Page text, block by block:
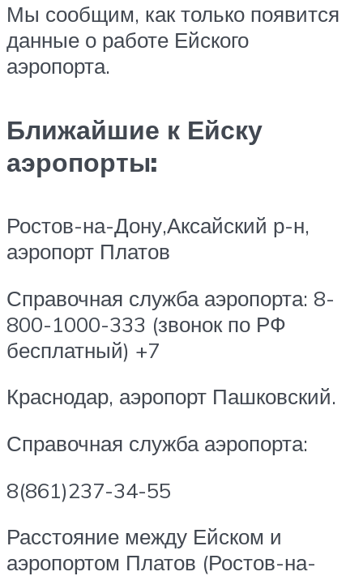
Мы сообщим, как только появится
данные о работе Ейского
аэропорта.
Ближайшие к Ейску
аэропорты:
Ростов-на-Дону,Аксайский р-н,
аэропорт Платов
Справочная служба аэропорта: 8-
800-1000-333 (звонок по РФ
бесплатный) +7
Краснодар, аэропорт Пашковский.
Справочная служба аэропорта:
8(861)237-34-55
Расстояние между Ейском и
аэропортом Платов (Ростов-на-